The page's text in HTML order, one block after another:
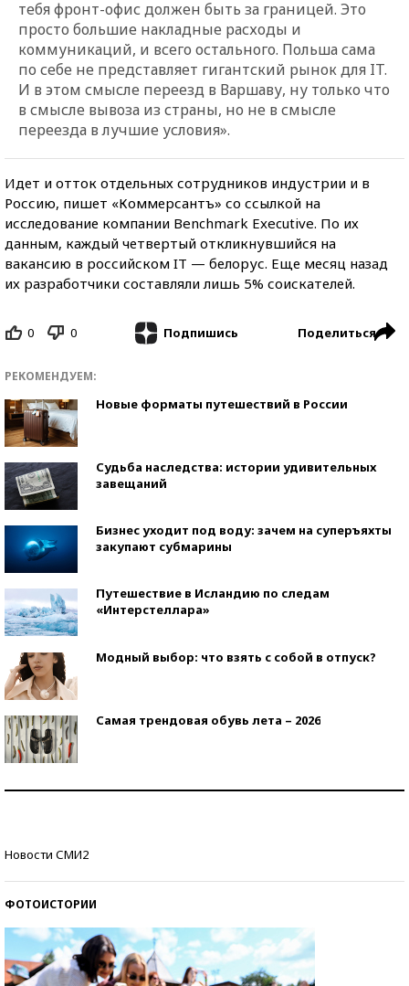
тебя фронт-офис должен быть за границей. Это
просто большие накладные расходы и
коммуникаций, и всего остального. Польша сама
по себе не представляет гигантский рынок для IT.
И в этом смысле переезд в Варшаву, ну только что
в смысле вывоза из страны, но не в смысле
переезда в лучшие условия».
Идет и отток отдельных сотрудников индустрии и в
Россию, пишет «Коммерсантъ» со ссылкой на
исследование компании Benchmark Executive. По их
данным, каждый четвертый откликнувшийся на
вакансию в российском IT — белорус. Еще месяц назад
их разработчики составляли лишь 5% соискателей.
0 0 Подпишись Поделиться
РЕКОМЕНДУЕМ:
Новые форматы путешествий в России
Судьба наследства: истории удивительных
завещаний
Бизнес уходит под воду: зачем на суперъяхты
закупают субмарины
Путешествие в Исландию по следам
«Интерстеллара»
Модный выбор: что взять с собой в отпуск?
Самая трендовая обувь лета – 2026
Новости СМИ2
ФОТОИСТОРИИ